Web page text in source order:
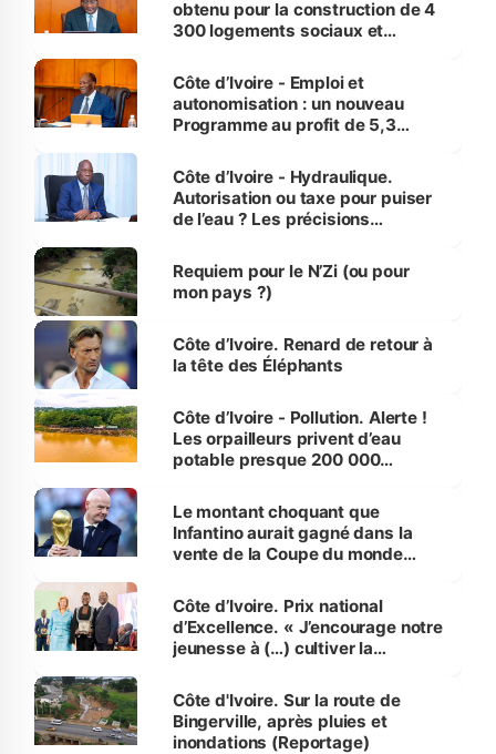
obtenu pour la construction de 4
300 logements sociaux et
et Yamoussoukro
Côte d’Ivoire - Emploi et
autonomisation : un nouveau
Programme au profit de 5,3
Côte d’Ivoire - Hydraulique.
Autorisation ou taxe pour puiser
de l’eau ? Les précisions
Requiem pour le N’Zi (ou pour
mon pays ?)
Côte d’Ivoire. Renard de retour à
la tête des Éléphants
Côte d’Ivoire - Pollution. Alerte !
Les orpailleurs privent d’eau
potable presque 200 000
Le montant choquant que
Infantino aurait gagné dans la
vente de la Coupe du monde
Côte d’Ivoire. Prix national
d’Excellence. « J’encourage notre
jeunesse à (…) cultiver la
(Alassane Ouattara
Côte d'Ivoire. Sur la route de
Bingerville, après pluies et
inondations (Reportage)